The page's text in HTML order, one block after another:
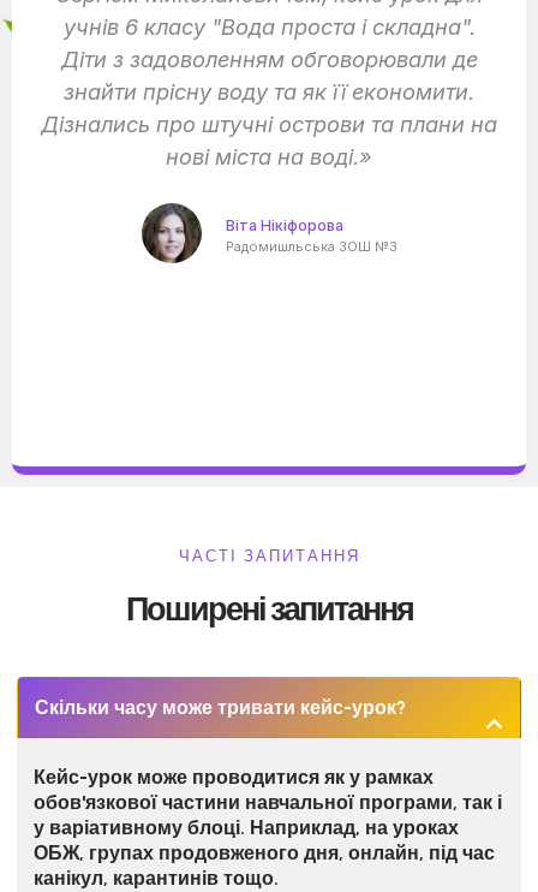
учнів 6 класу "Вода проста і складна".
Діти з задоволенням обговорювали де
знайти прісну воду та як її економити.
Дізнались про штучні острови та плани на
нові міста на воді.»
Віта Нікіфорова
Радомишльська ЗОШ №3
ЧАСТІ ЗАПИТАННЯ
Поширені запитання
Скільки часу може тривати кейс-урок?
Кейс-урок може проводитися як у рамках
обов'язкової частини навчальної програми, так і
у варіативному блоці. Наприклад, на уроках
ОБЖ, групах продовженого дня, онлайн, під час
канікул, карантинів тощо.